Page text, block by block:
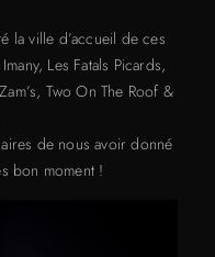
la ville d’accueil de ces
Les Fatals Picards,
Two On The Roof &
de nous avoir donné
bon moment !